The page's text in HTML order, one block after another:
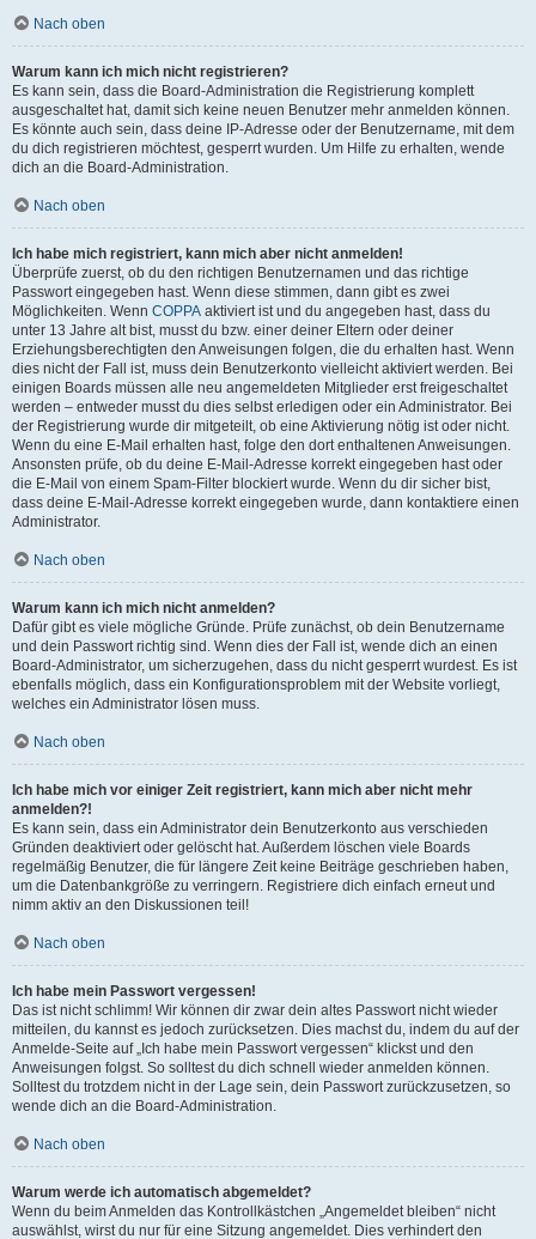
Nach oben
Warum kann ich mich nicht registrieren?
Es kann sein, dass die Board-Administration die Registrierung komplett
ausgeschaltet hat, damit sich keine neuen Benutzer mehr anmelden können.
Es könnte auch sein, dass deine IP-Adresse oder der Benutzername, mit dem
du dich registrieren möchtest, gesperrt wurden. Um Hilfe zu erhalten, wende
dich an die Board-Administration.
Nach oben
Ich habe mich registriert, kann mich aber nicht anmelden!
Überprüfe zuerst, ob du den richtigen Benutzernamen und das richtige
Passwort eingegeben hast. Wenn diese stimmen, dann gibt es zwei
Möglichkeiten. Wenn COPPA aktiviert ist und du angegeben hast, dass du
unter 13 Jahre alt bist, musst du bzw. einer deiner Eltern oder deiner
Erziehungsberechtigten den Anweisungen folgen, die du erhalten hast. Wenn
dies nicht der Fall ist, muss dein Benutzerkonto vielleicht aktiviert werden. Bei
einigen Boards müssen alle neu angemeldeten Mitglieder erst freigeschaltet
werden – entweder musst du dies selbst erledigen oder ein Administrator. Bei
der Registrierung wurde dir mitgeteilt, ob eine Aktivierung nötig ist oder nicht.
Wenn du eine E-Mail erhalten hast, folge den dort enthaltenen Anweisungen.
Ansonsten prüfe, ob du deine E-Mail-Adresse korrekt eingegeben hast oder
die E-Mail von einem Spam-Filter blockiert wurde. Wenn du dir sicher bist,
dass deine E-Mail-Adresse korrekt eingegeben wurde, dann kontaktiere einen
Administrator.
Nach oben
Warum kann ich mich nicht anmelden?
Dafür gibt es viele mögliche Gründe. Prüfe zunächst, ob dein Benutzername
und dein Passwort richtig sind. Wenn dies der Fall ist, wende dich an einen
Board-Administrator, um sicherzugehen, dass du nicht gesperrt wurdest. Es ist
ebenfalls möglich, dass ein Konfigurationsproblem mit der Website vorliegt,
welches ein Administrator lösen muss.
Nach oben
Ich habe mich vor einiger Zeit registriert, kann mich aber nicht mehr
anmelden?!
Es kann sein, dass ein Administrator dein Benutzerkonto aus verschieden
Gründen deaktiviert oder gelöscht hat. Außerdem löschen viele Boards
regelmäßig Benutzer, die für längere Zeit keine Beiträge geschrieben haben,
um die Datenbankgröße zu verringern. Registriere dich einfach erneut und
nimm aktiv an den Diskussionen teil!
Nach oben
Ich habe mein Passwort vergessen!
Das ist nicht schlimm! Wir können dir zwar dein altes Passwort nicht wieder
mitteilen, du kannst es jedoch zurücksetzen. Dies machst du, indem du auf der
Anmelde-Seite auf „Ich habe mein Passwort vergessen“ klickst und den
Anweisungen folgst. So solltest du dich schnell wieder anmelden können.
Solltest du trotzdem nicht in der Lage sein, dein Passwort zurückzusetzen, so
wende dich an die Board-Administration.
Nach oben
Warum werde ich automatisch abgemeldet?
Wenn du beim Anmelden das Kontrollkästchen „Angemeldet bleiben“ nicht
auswählst, wirst du nur für eine Sitzung angemeldet. Dies verhindert den